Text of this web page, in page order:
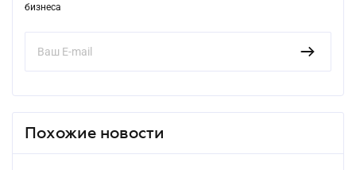
бизнеса
Похожие новости